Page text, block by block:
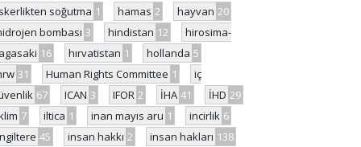
soğutma 1 hamas 2 hayvan 20
bombası 3 hindistan 12
hirosima-
16 hırvatistan 1 hollanda 5
31 Human Rights Committee 1
iç
67 ICAN 3 IFOR 2 İHA 41 İHD 29
7 iltica 1 inan mayıs aru 1 incirlik 6
45 insan hakkı 2 insan hakları 138